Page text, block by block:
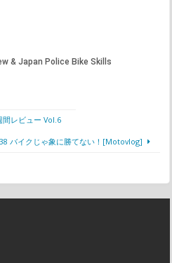
間レビュー Vol.6
バイクじゃ象に勝てない！[Motovlog]